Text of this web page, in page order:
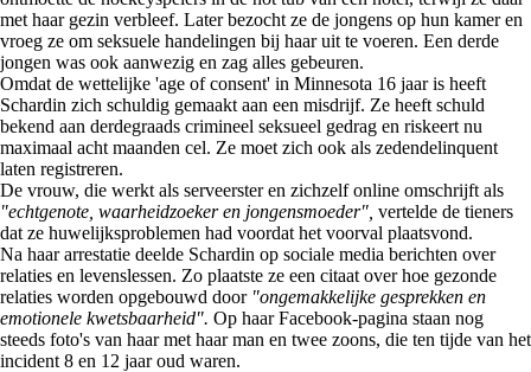
met haar gezin verbleef. Later bezocht ze de jongens op hun kamer en
vroeg ze om seksuele handelingen bij haar uit te voeren. Een derde
jongen was ook aanwezig en zag alles gebeuren.
Omdat de wettelijke 'age of consent' in Minnesota 16 jaar is heeft
Schardin zich schuldig gemaakt aan een misdrijf. Ze heeft schuld
bekend aan derdegraads crimineel seksueel gedrag en riskeert nu
maximaal acht maanden cel. Ze moet zich ook als zedendelinquent
laten registreren.
De vrouw, die werkt als serveerster en zichzelf online omschrijft als
"echtgenote, waarheidzoeker en jongensmoeder", vertelde de tieners
dat ze huwelijksproblemen had voordat het voorval plaatsvond.
Na haar arrestatie deelde Schardin op sociale media berichten over
relaties en levenslessen. Zo plaatste ze een citaat over hoe gezonde
relaties worden opgebouwd door "ongemakkelijke gesprekken en
emotionele kwetsbaarheid". Op haar Facebook-pagina staan nog
steeds foto's van haar met haar man en twee zoons, die ten tijde van het
incident 8 en 12 jaar oud waren.